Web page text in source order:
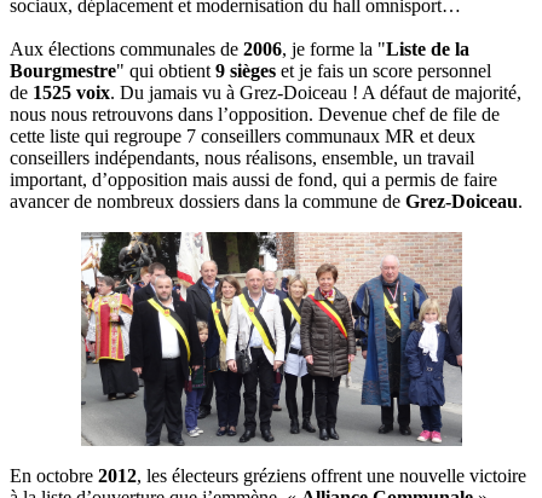
sociaux, déplacement et modernisation du hall omnisport…
Aux élections communales de 2006, je forme la "Liste de la
Bourgmestre" qui obtient 9 sièges et je fais un score personnel
de 1525 voix. Du jamais vu à Grez-Doiceau ! A défaut de majorité,
nous nous retrouvons dans l’opposition. Devenue chef de file de
cette liste qui regroupe 7 conseillers communaux MR et deux
conseillers indépendants, nous réalisons, ensemble, un travail
important, d’opposition mais aussi de fond, qui a permis de faire
avancer de nombreux dossiers dans la commune de Grez-Doiceau.
En octobre 2012, les électeurs gréziens offrent une nouvelle victoire